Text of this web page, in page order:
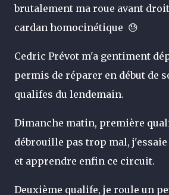
brutalement ma roue avant
cardan homocinétique 😓
Cedric Prévot m'a gentiment
permis de réparer en début de
qualifes du lendemain.
Dimanche matin, première
débrouille pas trop mal,
et apprendre enfin ce circuit.
Deuxième qualife, je roule un